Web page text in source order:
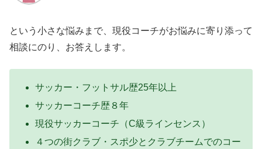
という小さな悩みまで、現役コーチがお悩みに寄り添って
相談にのり、お答えします。
サッカー・フットサル歴25年以上
サッカーコーチ歴８年
現役サッカーコーチ（C級ラインセンス）
４つの街クラブ・スポ少とクラブチームでのコー